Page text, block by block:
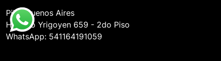
Pilar, Buenos Aires
Hipólito Yrigoyen 659 - 2do Piso
WhatsApp: 541164191059